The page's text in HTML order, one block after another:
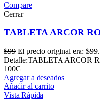
Compare
Cerrar
TABLETA ARCOR
$99 El precio original era: $99.
Detalle:TABLETA ARCOR
100G
Agregar a deseados
Añadir al carrito
Vista Rápida